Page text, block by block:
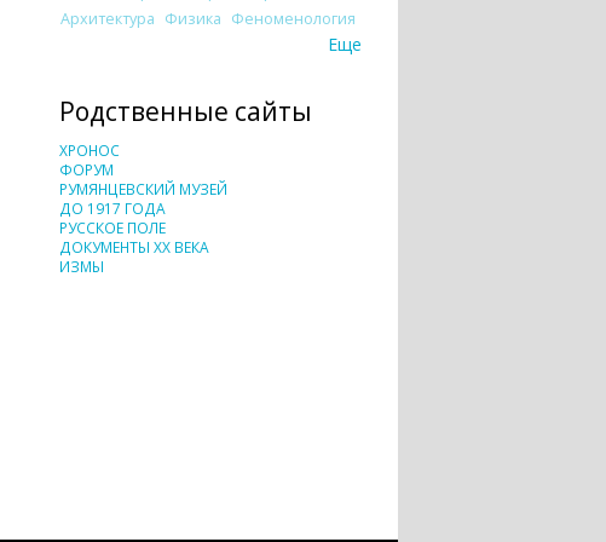
Архитектура Физика Феноменология
Еще
Родственные сайты
ХРОНОС
ФОРУМ
РУМЯНЦЕВСКИЙ МУЗЕЙ
ДО 1917 ГОДА
РУССКОЕ ПОЛЕ
ДОКУМЕНТЫ XX ВЕКА
ИЗМЫ